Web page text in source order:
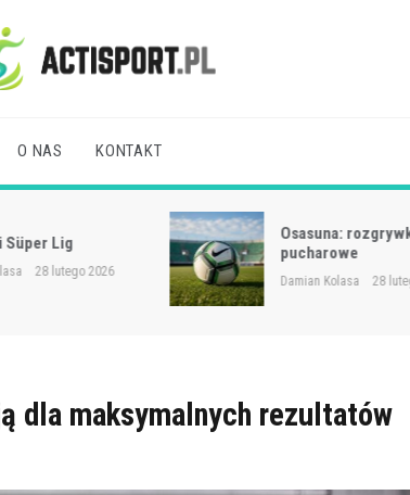
O NAS KONTAKT
2026
Osasuna: rozgrywki ligowe i
pucharowe
Damian Kolasa 28 lutego 2026
dla maksymalnych rezultatów